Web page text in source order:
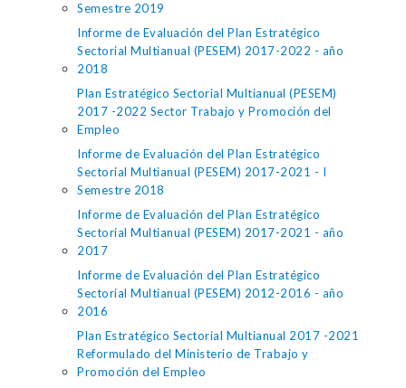
Semestre 2019
Informe de Evaluación del Plan Estratégico
Sectorial Multianual (PESEM) 2017-2022 - año
2018
Plan Estratégico Sectorial Multianual (PESEM)
2017 -2022 Sector Trabajo y Promoción del
Empleo
Informe de Evaluación del Plan Estratégico
Sectorial Multianual (PESEM) 2017-2021 - I
Semestre 2018
Informe de Evaluación del Plan Estratégico
Sectorial Multianual (PESEM) 2017-2021 - año
2017
Informe de Evaluación del Plan Estratégico
Sectorial Multianual (PESEM) 2012-2016 - año
2016
Plan Estratégico Sectorial Multianual 2017 -2021
Reformulado del Ministerio de Trabajo y
Promoción del Empleo